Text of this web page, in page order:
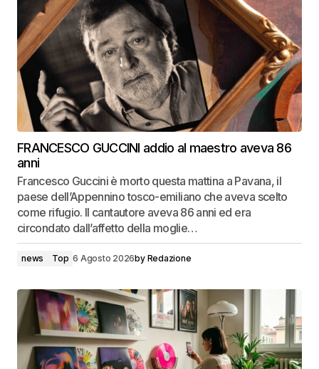
FRANCESCO GUCCINI addio al maestro aveva 86
anni
Francesco Guccini è morto questa mattina a Pavana, il
paese dell’Appennino tosco-emiliano che aveva scelto
come rifugio. Il cantautore aveva 86 anni ed era
circondato dall’affetto della moglie…
news Top 6 Agosto 2026by Redazione